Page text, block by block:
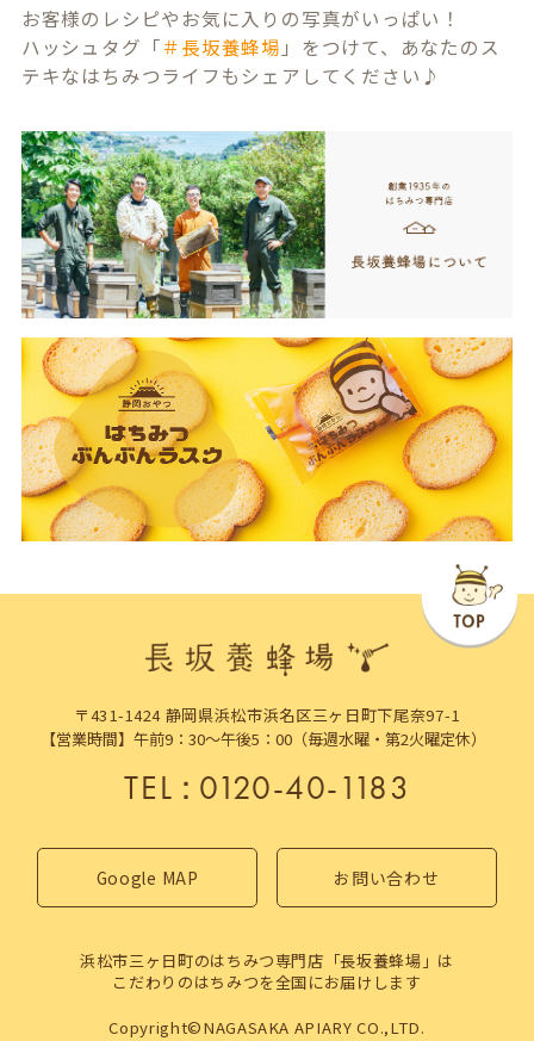
お客様のレシピやお気に入りの写真がいっぱい！
ハッシュタグ「＃長坂養蜂場 」をつけて、あなたのス
テキなはちみつライフもシェアしてください♪
〒431-1424 静岡県浜松市浜名区三ヶ日町下尾奈97-1
【営業時間】午前9：30～午後5：00（毎週水曜・第2火曜定休）
TEL：0120-40-1183
Google MAP お問い合わせ
浜松市三ヶ日町のはちみつ専門店「長坂養蜂場」は
こだわりのはちみつを全国にお届けします
Copyright©NAGASAKA APIARY CO.,LTD.